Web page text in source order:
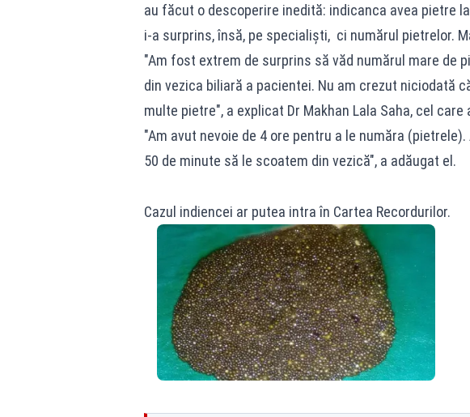
au făcut o descoperire inedită: indicanca avea pietre
i-a surprins, însă, pe specialişti, ci numărul pietrelor.
"Am fost extrem de surprins să văd numărul mare de
din vezica biliară a pacientei. Nu am crezut niciodată
multe pietre", a explicat Dr Makhan Lala Saha, cel
"Am avut nevoie de 4 ore pentru a le număra
50 de minute să le scoatem din vezică", a adăugat el.
Cazul indiencei ar putea intra în Cartea Recordurilor.